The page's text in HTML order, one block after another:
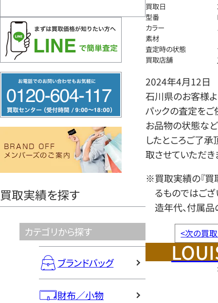
リ
ー
ヤ
買取実績を探す
カテゴリから探す
ブランドバッグ
財布／小物
買取日
型番
カラー
素材
査定時の状態
買取店舗
2024年4月12日
石川県のお客様よ
パックの査定をご
お品物の状態など
したところご了
取させていただき
※買取実績の『買
るものではござ
造年代、付属品
<次の買